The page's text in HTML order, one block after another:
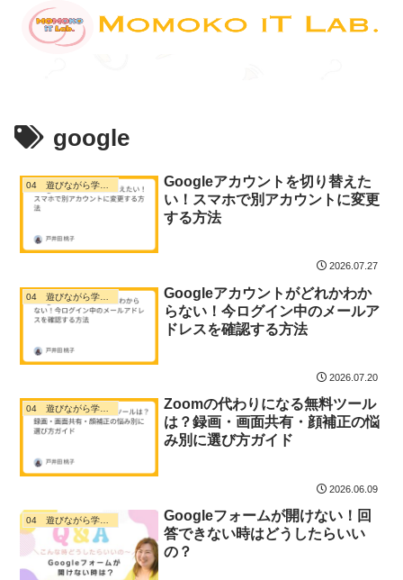
google
04 遊びながら学ぶ・ デジタル活用
Googleアカウントを切り替えた
い！スマホで別アカウントに変更
する方法
2026.07.27
04 遊びながら学ぶ・ デジタル活用
Googleアカウントがどれかわか
らない！今ログイン中のメールア
ドレスを確認する方法
2026.07.20
04 遊びながら学ぶ・ デジタル活用
Zoomの代わりになる無料ツール
は？録画・画面共有・顔補正の悩
み別に選び方ガイド
2026.06.09
04 遊びながら学ぶ・ デジタル活用
Googleフォームが開けない！回
答できない時はどうしたらいい
の？